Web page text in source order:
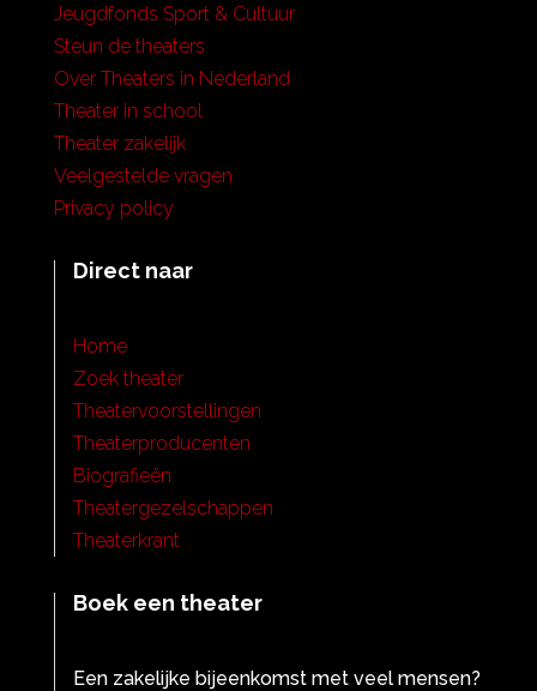
Jeugdfonds Sport & Cultuur
Steun de theaters
Over Theaters in Nederland
Theater in school
Theater zakelijk
Veelgestelde vragen
Privacy policy
Direct naar
Home
Zoek theater
Theatervoorstellingen
Theaterproducenten
Biografieën
Theatergezelschappen
Theaterkrant
Boek een theater
Een zakelijke bijeenkomst met veel mensen?